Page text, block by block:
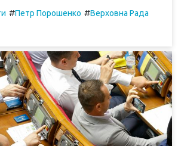
#Петр Порошенко #Верховна Рада